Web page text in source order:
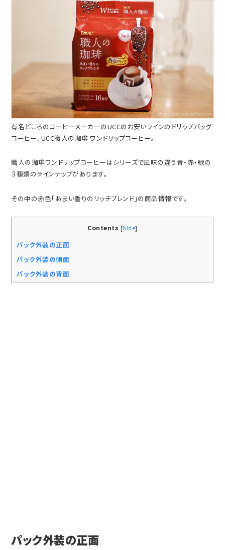
有名どころのコーヒーメーカーのUCCのお安いラインのドリップバッグ
コーヒー、UCC職人の珈琲 ワンドリップコーヒー。
職人の珈琲ワンドリップコーヒーはシリーズで風味の違う青・赤・緑の
３種類のラインナップがあります。
その中の赤色「あまい香りのリッチブレンド」の商品情報です。
Contents [hide]
パック外装の正面
パック外装の側面
パック外装の背面
パック外装の正面